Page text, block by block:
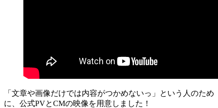
「文章や画像だけでは内容がつかめないっ」
という人のため
に、公式PVとCMの映像を用意しました！